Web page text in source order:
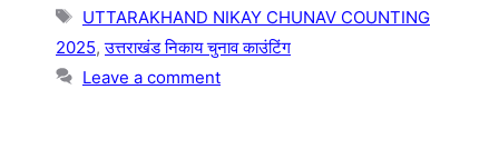
Tags
UTTARAKHAND NIKAY CHUNAV COUNTING
2025,उत्तराखंड निकाय चुनाव काउंटिंग
Leave a comment